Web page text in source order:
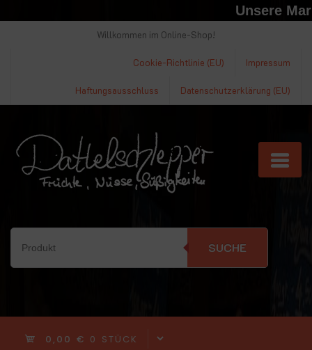
Unsere
Willkommen im Online-Shop!
Impressum
Cookie-Richtlinie (EU)
Datenschutzerklärung (EU)
Haftungsausschluss
SUCHE
0,00 € 0 STÜCK